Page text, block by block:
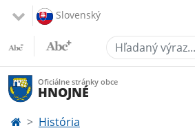
Slovenský
Hľadaný výraz...
Oficiálne stránky obce
HNOJNÉ
História